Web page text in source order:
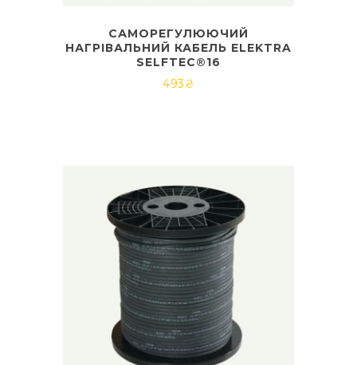
САМОРЕГУЛЮЮЧИЙ
НАГРІВАЛЬНИЙ КАБЕЛЬ ELEKTRA
SELFTEC®16
493₴